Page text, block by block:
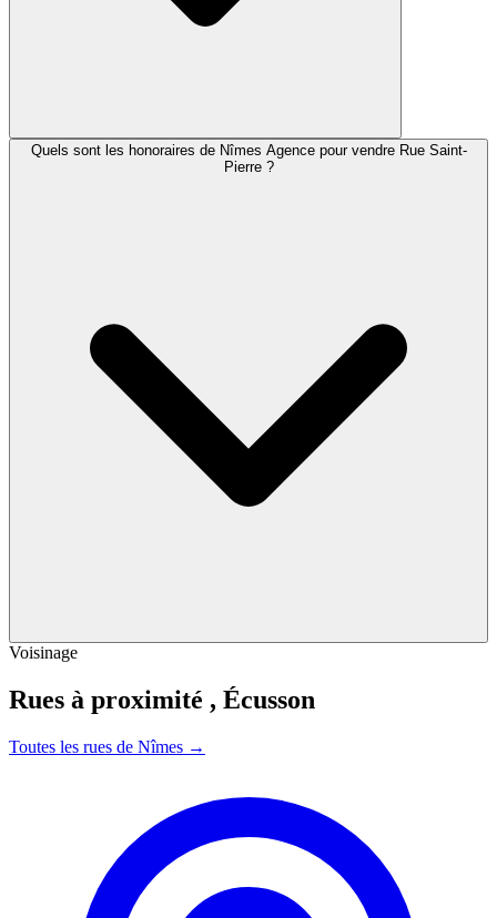
Quels sont les honoraires de Nîmes Agence pour vendre Rue Saint-
Pierre ?
Voisinage
Rues à proximité , Écusson
Toutes les rues de Nîmes →